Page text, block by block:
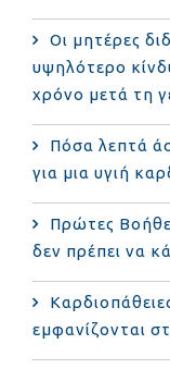
Οι μητέρες
υψηλότερο
χρόνο μετά τη
Πόσα λεπτά
για μια υγιή
Πρώτες
δεν πρέπει να
εμφανίζονται